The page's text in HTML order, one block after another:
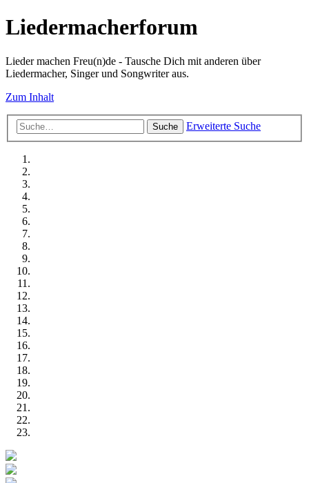
Liedermacherforum
Lieder machen Freu(n)de - Tausche Dich mit anderen über
Liedermacher, Singer und Songwriter aus.
Zum Inhalt
Suche Erweiterte Suche